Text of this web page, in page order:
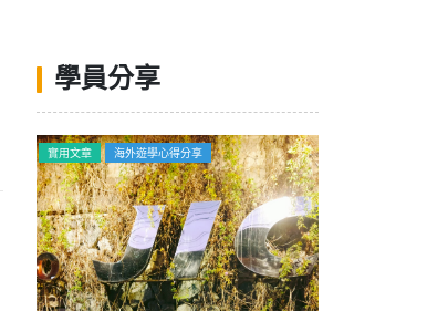
學員分享
實用文章 海外遊學心得分享